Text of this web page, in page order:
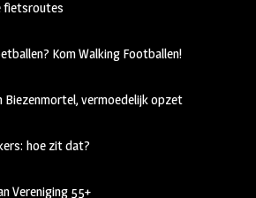
fietsroutes
Kom Walking Footballen!
Biezenmortel, vermoedelijk opzet
hoe zit dat?
Vereniging 55+